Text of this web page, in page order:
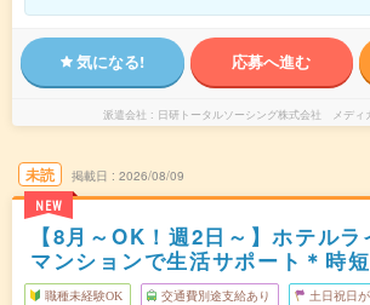
気になる! 応募へ進む
派遣会社 日研トータルソーシング株式会社 メディ
未読
NEW
掲載日 2026/08/09
【8月～OK！週2日～】ホテル
マンションで生活サポート＊時
職種未経験OK 交通費別途支給あり 土日祝日